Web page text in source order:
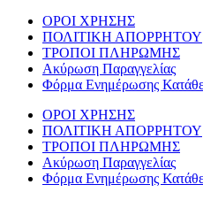
ΟΡΟΙ ΧΡΗΣΗΣ
ΠΟΛΙΤΙΚΗ ΑΠΟΡΡΗΤΟΥ
ΤΡΟΠΟΙ ΠΛΗΡΩΜΗΣ
Ακύρωση Παραγγελίας
Φόρμα Ενημέρωσης
ΟΡΟΙ ΧΡΗΣΗΣ
ΠΟΛΙΤΙΚΗ ΑΠΟΡΡΗΤΟΥ
ΤΡΟΠΟΙ ΠΛΗΡΩΜΗΣ
Ακύρωση Παραγγελίας
Φόρμα Ενημέρωσης